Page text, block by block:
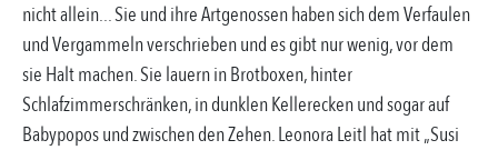
nicht allein... Sie und ihre Artgenossen haben sich dem Verfaulen
und Vergammeln verschrieben und es gibt nur wenig, vor dem
sie Halt machen. Sie lauern in Brotboxen, hinter
Schlafzimmerschränken, in dunklen Kellerecken und sogar auf
Babypopos und zwischen den Zehen. Leonora Leitl hat mit „Susi